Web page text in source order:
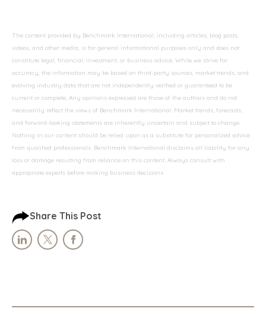
The content provided by Benchmark International, including articles, blog posts,
videos, and other media, is for general informational purposes only and does not
constitute legal, financial, investment, or business advice. While we strive for
accuracy, the information may be based on third-party sources, market trends, and
evolving industry data that are not independently verified or guaranteed to be
current or complete. Any opinions expressed are those of the authors and do not
necessarily reflect the views of Benchmark International. Market trends, forecasts,
and forward-looking statements are inherently uncertain and subject to change.
Nothing in our content should be relied upon as a substitute for personalized advice
from qualified professionals. Benchmark International disclaims all liability for any
loss or damage resulting from reliance on this content. Always consult with
appropriate experts before making business decisions.
Share This Post